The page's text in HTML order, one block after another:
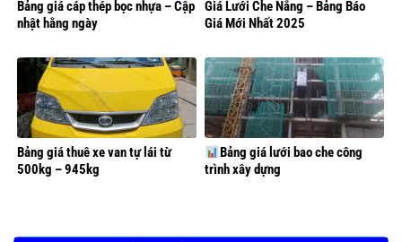
Bảng giá cáp thép bọc nhựa – Cập
nhật hằng ngày
Giá Lưới Che Nắng – Bảng Báo
Giá Mới Nhất 2025
Bảng giá thuê xe van tự lái từ
500kg – 945kg
Bảng giá lưới bao che công
trình xây dựng